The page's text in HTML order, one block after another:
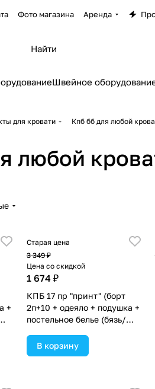
Фото магазина Аренда
Швейное
для кровати Кпб бб для любой
любой
+
в
Старая цена
3 349 ₽
Цена со скидкой
1 674 ₽
КПБ 17 пр "принт" (борт
2п+10 + одеяло + подушка +
постельное белье (бязь/
(№П207_2а10бб_08) цвета в
ассортименте.
В корзину